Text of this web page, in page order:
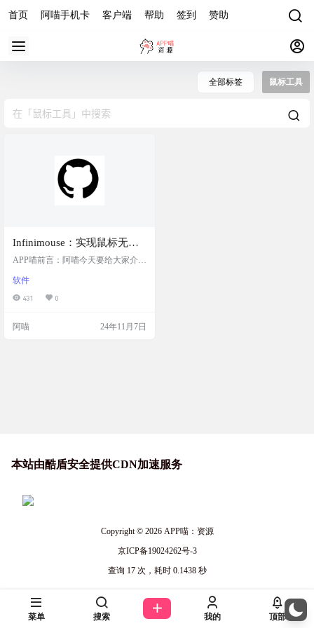
首页 阿喵手机卡 客户端 帮助 签到 赞助
全部标签 鼠标工具
Infinimouse：实现鼠标无限
移动的多屏幕工具，允许鼠
侧重新出现，支持单显示器
和多显示器设置，完全免费
APP喵前言：阿喵今天要给大家介绍
如果你曾经在多屏幕工作时，觉得
鼠标移动到屏幕边缘就消失很烦
界，在另一边重新出现，就像进入
软件
431 0
阿喵 24年11月7日
本站由酷盾安全提供CDN加速服务
Copyright © 2026APP喵：资源
京ICP备19024262号-3
查询 17 次，耗时 0.1438 秒
菜单 搜索 我的 顶部